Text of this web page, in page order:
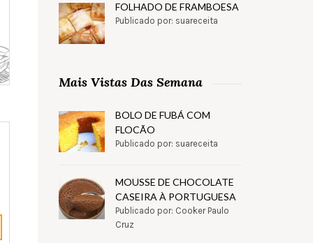
FOLHADO DE FRAMBOESA
Publicado por: suareceita
Mais Vistas Das Semana
BOLO DE FUBÁ COM
FLOCÃO
Publicado por: suareceita
MOUSSE DE CHOCOLATE
CASEIRA À PORTUGUESA
Publicado por: Cooker Paulo
Cruz